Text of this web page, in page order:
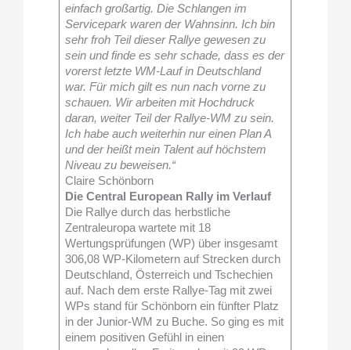
einfach großartig. Die Schlangen im
Servicepark waren der Wahnsinn. Ich bin
sehr froh Teil dieser Rallye gewesen zu
sein und finde es sehr schade, dass es der
vorerst letzte WM-Lauf in Deutschland
war. Für mich gilt es nun nach vorne zu
schauen. Wir arbeiten mit Hochdruck
daran, weiter Teil der Rallye-WM zu sein.
Ich habe auch weiterhin nur einen Plan A
und der heißt mein Talent auf höchstem
Niveau zu beweisen.“
Claire Schönborn
Die Central European Rally im Verlauf
Die Rallye durch das herbstliche
Zentraleuropa wartete mit 18
Wertungsprüfungen (WP) über insgesamt
306,08 WP-Kilometern auf Strecken durch
Deutschland, Österreich und Tschechien
auf. Nach dem erste Rallye-Tag mit zwei
WPs stand für Schönborn ein fünfter Platz
in der Junior-WM zu Buche. So ging es mit
einem positiven Gefühl in einen